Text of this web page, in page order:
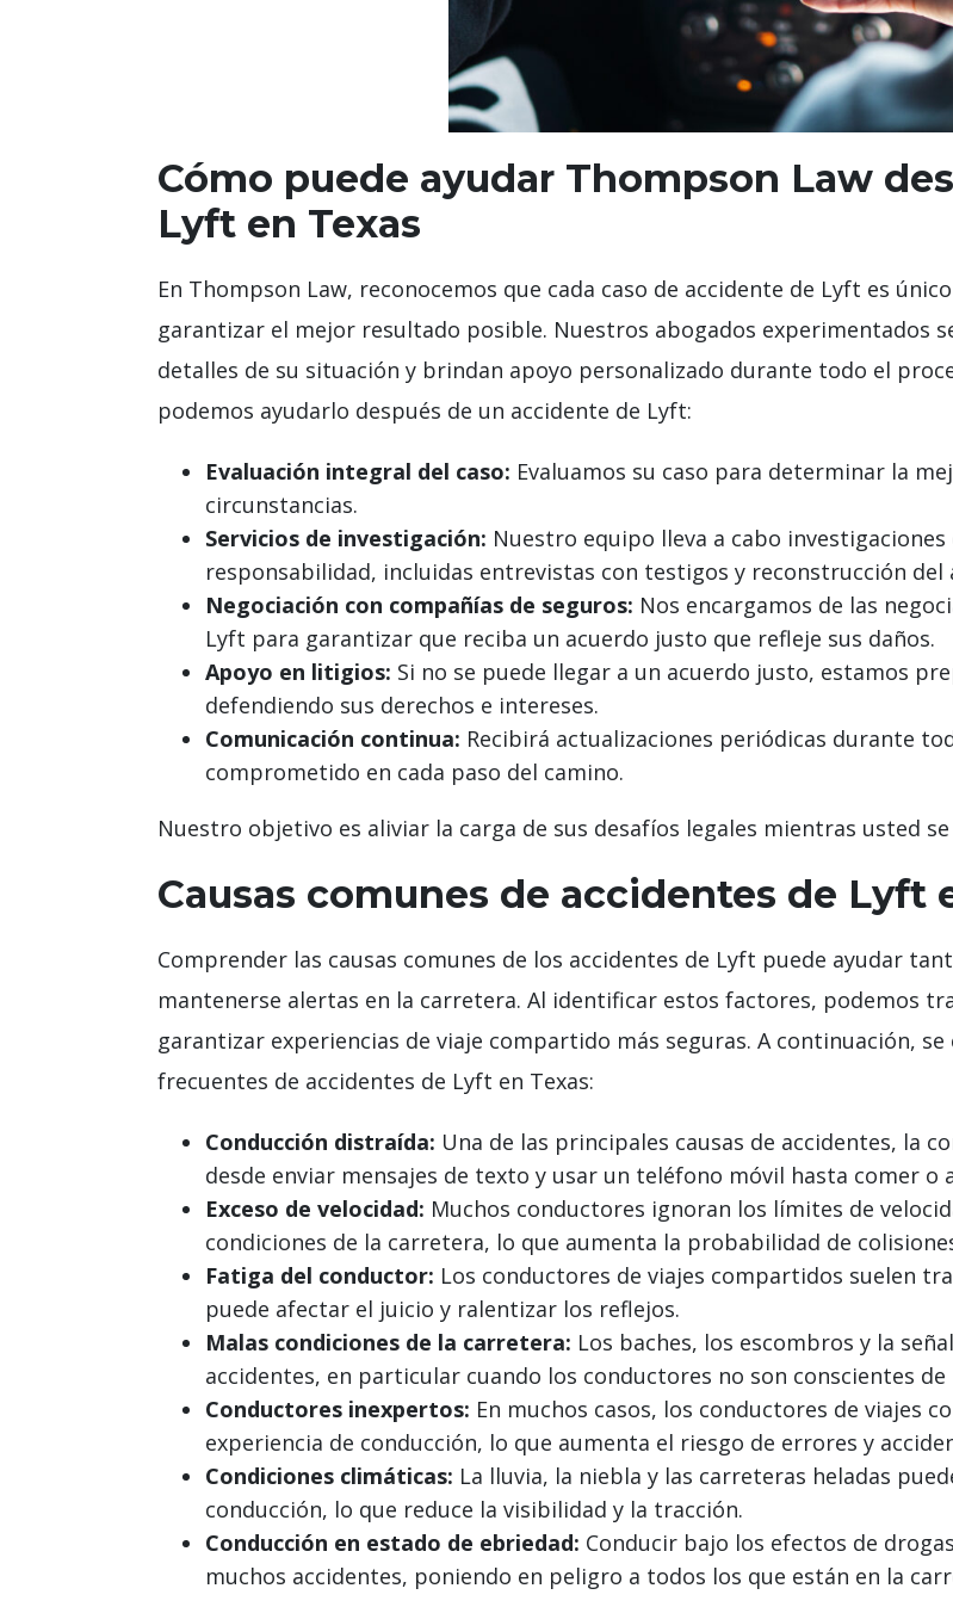
Cómo puede ayudar Thompson Law
Lyft en Texas
En Thompson Law, reconocemos que cada caso de accidente de Lyft es
garantizar el mejor resultado posible. Nuestros abogados experimentados
detalles de su situación y brindan apoyo personalizado durante todo el
podemos ayudarlo después de un accidente de Lyft:
Evaluación integral del caso: Evaluamos su caso para determinar la
circunstancias.
Servicios de investigación: Nuestro equipo lleva a cabo
responsabilidad, incluidas entrevistas con testigos y reconstrucción del
Negociación con compañías de seguros: Nos encargamos de las
Lyft para garantizar que reciba un acuerdo justo que refleje sus daños.
Apoyo en litigios: Si no se puede llegar a un acuerdo justo, estamos
defendiendo sus derechos e intereses.
Comunicación continua: Recibirá actualizaciones periódicas durante
comprometido en cada paso del camino.
Nuestro objetivo es aliviar la carga de sus desafíos legales mientras usted
Causas comunes de accidentes de Lyft
Comprender las causas comunes de los accidentes de Lyft puede ayudar
mantenerse alertas en la carretera. Al identificar estos factores, podemos
garantizar experiencias de viaje compartido más seguras. A continuación, se
frecuentes de accidentes de Lyft en Texas:
Conducción distraída: Una de las principales causas de accidentes, la
desde enviar mensajes de texto y usar un teléfono móvil hasta comer o
Exceso de velocidad: Muchos conductores ignoran los límites de
condiciones de la carretera, lo que aumenta la probabilidad de
Fatiga del conductor: Los conductores de viajes compartidos suelen
puede afectar el juicio y ralentizar los reflejos.
Malas condiciones de la carretera: Los baches, los escombros y la
accidentes, en particular cuando los conductores no son conscientes
Conductores inexpertos: En muchos casos, los conductores de viajes
experiencia de conducción, lo que aumenta el riesgo de errores y
Condiciones climáticas: La lluvia, la niebla y las carreteras heladas
conducción, lo que reduce la visibilidad y la tracción.
Conducción en estado de ebriedad: Conducir bajo los efectos de
muchos accidentes, poniendo en peligro a todos los que están en la